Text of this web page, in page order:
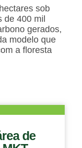
sob
de 400 mil
gerados,
modelo que
a floresta
de